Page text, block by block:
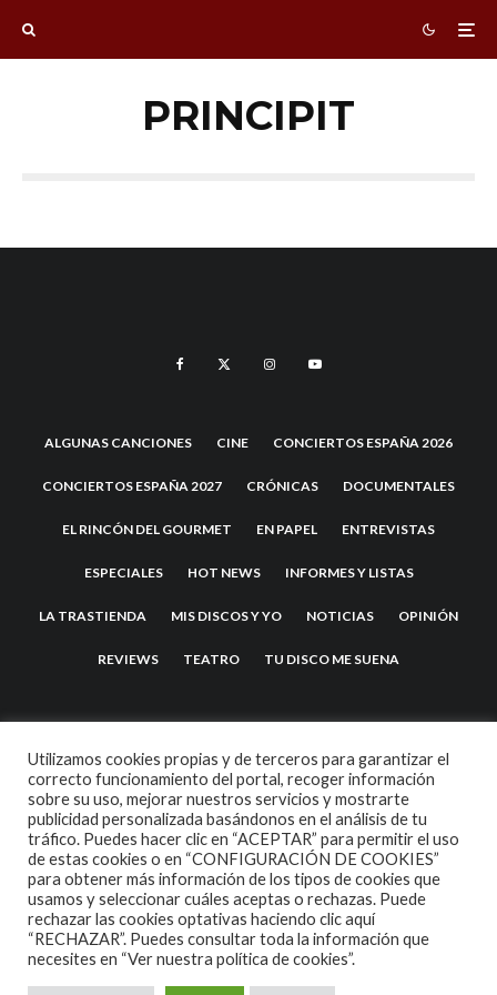
PRINCIPIT
ALGUNAS CANCIONES CINE CONCIERTOS ESPAÑA 2026
CONCIERTOS ESPAÑA 2027 CRÓNICAS DOCUMENTALES
EL RINCÓN DEL GOURMET EN PAPEL ENTREVISTAS
ESPECIALES HOT NEWS INFORMES Y LISTAS
LA TRASTIENDA MIS DISCOS Y YO NOTICIAS OPINIÓN
REVIEWS TEATRO TU DISCO ME SUENA
2007 COPYRIGHT -CODETIPITHEME
Utilizamos cookies propias y de terceros para garantizar el
correcto funcionamiento del portal, recoger información
sobre su uso, mejorar nuestros servicios y mostrarte
publicidad personalizada basándonos en el análisis de tu
tráfico. Puedes hacer clic en “ACEPTAR” para permitir el uso
de estas cookies o en “CONFIGURACIÓN DE COOKIES”
para obtener más información de los tipos de cookies que
usamos y seleccionar cuáles aceptas o rechazas. Puede
rechazar las cookies optativas haciendo clic aquí
“RECHAZAR”. Puedes consultar toda la información que
necesites en “Ver nuestra política de cookies”.